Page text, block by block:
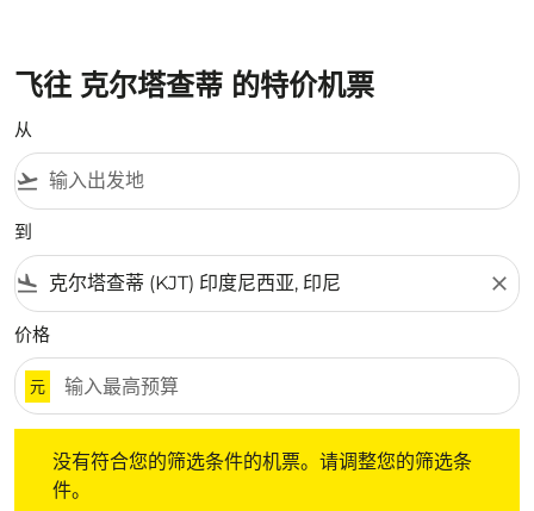
飞往 克尔塔查蒂 的特价机票
从
flight_takeoff
到
flight_land close
价格
元
没有符合您的筛选条件的机票。请调整您的筛选条
件。